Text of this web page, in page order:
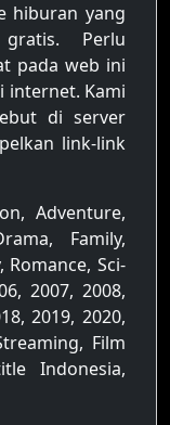
hiburan yang
Perlu
pada web ini
internet. Kami
di server
link-link
Adventure,
Family,
Sci-
2007, 2008,
2019, 2020,
Film
Indonesia,